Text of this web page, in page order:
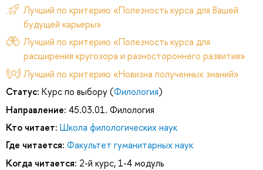
Лучший по критерию «Полезность курса для Вашей
будущей карьеры»
Лучший по критерию «Полезность курса для
расширения кругозора и разностороннего развития»
Лучший по критерию «Новизна полученных знаний»
Статус: Курс по выбору (Филология)
Направление: 45.03.01. Филология
Кто читает: Школа филологических наук
Где читается: Факультет гуманитарных наук
Когда читается: 2-й курс, 1-4 модуль